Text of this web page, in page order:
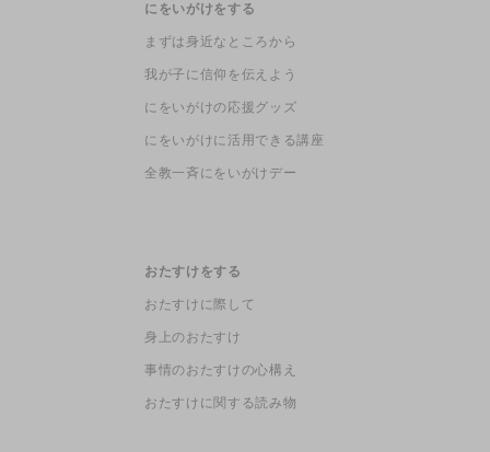
にをいがけをする
まずは身近なところから
我が子に信仰を伝えよう
にをいがけの応援グッズ
にをいがけに活用できる講座
全教一斉にをいがけデー
おたすけをする
おたすけに際して
身上のおたすけ
事情のおたすけの心構え
おたすけに関する読み物